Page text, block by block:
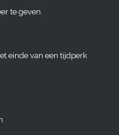
te geven.
einde van een tijdperk